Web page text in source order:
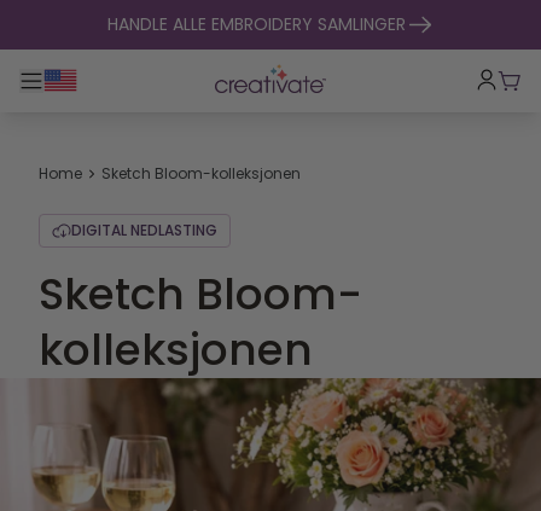
hopp til innholdHANDLE ALLE EMBROIDERY SAMLINGER
Veksle hovednavigasjon
Home Sketch Bloom-kolleksjonen
DIGITAL NEDLASTING
Sketch Bloom-
kolleksjonen